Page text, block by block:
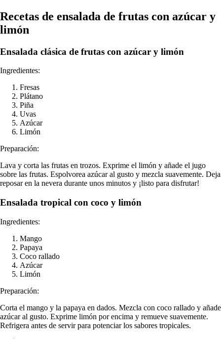
Recetas de ensalada de frutas con azúcar y
limón
Ensalada clásica de frutas con azúcar y limón
Ingredientes:
Fresas
Plátano
Piña
Uvas
Azúcar
Limón
Preparación:
Lava y corta las frutas en trozos. Exprime el limón y añade el jugo
sobre las frutas. Espolvorea azúcar al gusto y mezcla suavemente. Deja
reposar en la nevera durante unos minutos y ¡listo para disfrutar!
Ensalada tropical con coco y limón
Ingredientes:
Mango
Papaya
Coco rallado
Azúcar
Limón
Preparación:
Corta el mango y la papaya en dados. Mezcla con coco rallado y añade
azúcar al gusto. Exprime limón por encima y remueve suavemente.
Refrigera antes de servir para potenciar los sabores tropicales.